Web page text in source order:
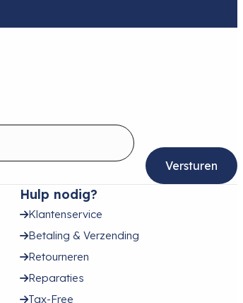
Hulp nodig?
Klantenservice
Betaling & Verzending
Retourneren
Reparaties
Tax-Free